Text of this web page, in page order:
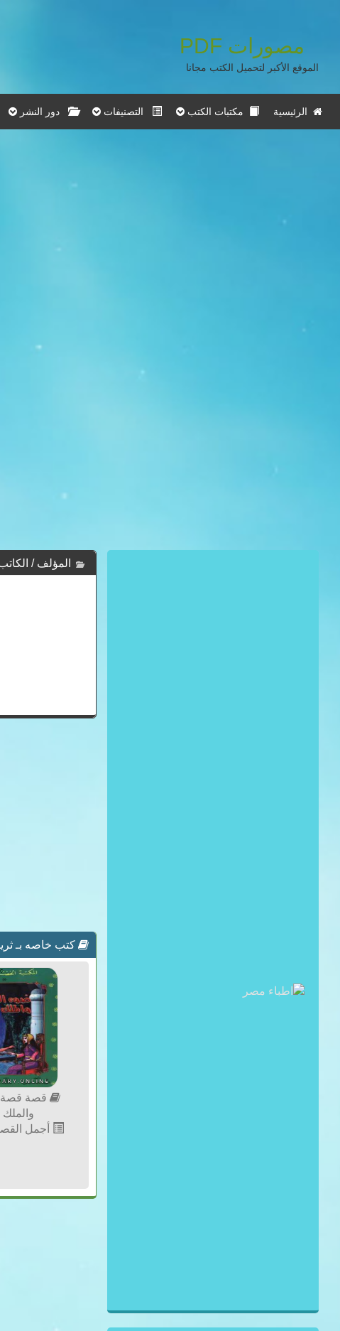
مصورات PDF
الموقع الأكبر لتحميل الكتب مجانا
الرئيسية مكتبات الكتب التصنيفات دور النشر
المؤلف /
كتب خاصه بـ
قصة قصة
والملك
أجمل